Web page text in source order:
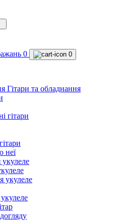
0 0
Гітари та обладнання
гітари
неї
укулеле
укулеле